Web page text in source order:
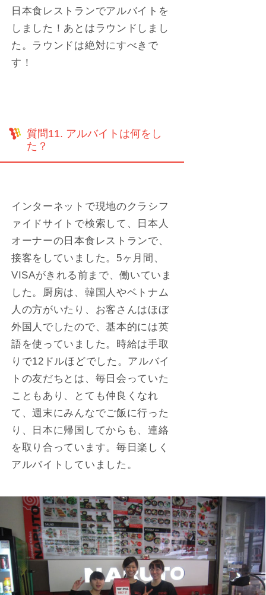
日本食レストランでアルバイトを
しました！あとはラウンドしまし
た。ラウンドは絶対にすべきで
す！
質問11. アルバイトは何をし
た？
インターネットで現地のクラシフ
ァイドサイトで検索して、日本人
オーナーの日本食レストランで、
接客をしていました。5ヶ月間、
VISAがきれる前まで、働いていま
した。厨房は、韓国人やベトナム
人の方がいたり、お客さんはほぼ
外国人でしたので、基本的には英
語を使っていました。時給は手取
りで12ドルほどでした。アルバイ
トの友だちとは、毎日会っていた
こともあり、とても仲良くなれ
て、週末にみんなでご飯に行った
り、日本に帰国してからも、連絡
を取り合っています。毎日楽しく
アルバイトしていました。